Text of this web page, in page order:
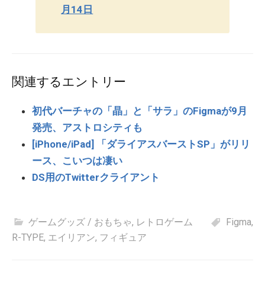
月14日
関連するエントリー
初代バーチャの「晶」と「サラ」のFigmaが9月
発売、アストロシティも
[iPhone/iPad] 「ダライアスバーストSP」がリリ
ース、こいつは凄い
DS用のTwitterクライアント
ゲームグッズ / おもちゃ, レトロゲーム Figma,
R-TYPE, エイリアン, フィギュア